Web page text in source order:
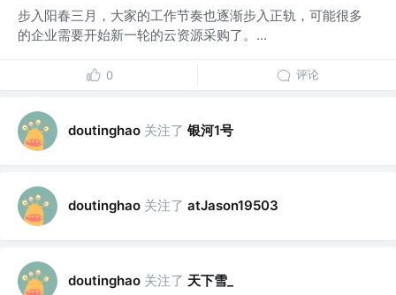
步入阳春三月，大家的工作节奏也逐渐步入正轨，可能很多
的企业需要开始新一轮的云资源采购了。...
0 评论
doutinghao 关注了 银河1号
doutinghao 关注了 atJason19503
doutinghao 关注了 天下雪_